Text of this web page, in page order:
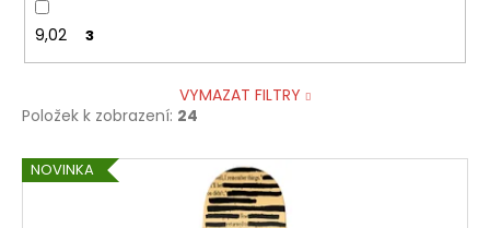
9,02 3
VYMAZAT FILTRY
Položek k zobrazení: 24
V
NOVINKA